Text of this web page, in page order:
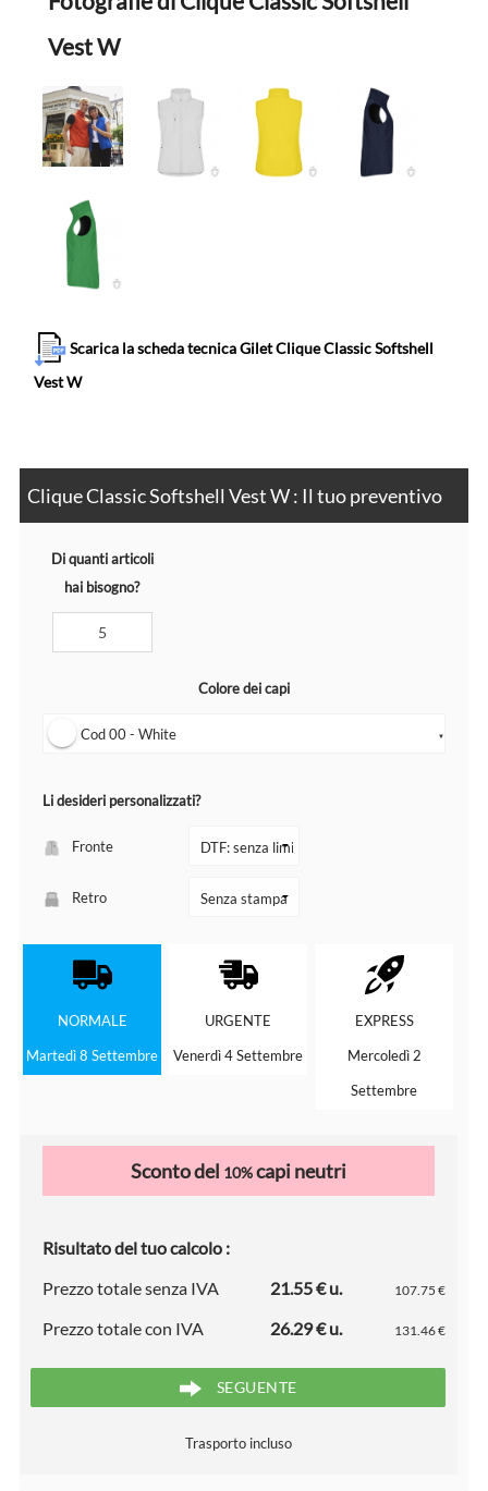
Vest W
Scarica la scheda tecnica Gilet Clique Classic Softshell
Vest W
Clique Classic Softshell Vest W : Il tuo preventivo
Di quanti articoli
hai bisogno?
Colore dei capi
Cod 00 - White ▼
Li desideri personalizzati?
Fronte
Retro
NORMALE
Martedì 8 Settembre
URGENTE
Venerdì 4 Settembre
EXPRESS
Mercoledì 2
Settembre
Sconto del 10%capi neutri
Risultato del tuo calcolo :
Prezzo totale senza IVA
21.55 € u. 107.75 €
Prezzo totale con IVA 26.29 € u. 131.46 €
SEGUENTE
Trasporto incluso